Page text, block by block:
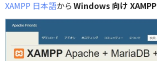
XAMPP 日本語からWindows 向け XAMPP